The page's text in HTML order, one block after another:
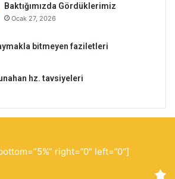
Baktığımızda Gördüklerimiz
Ocak 27, 2026
bitmeyen faziletleri
hz. tavsiyeleri
right=”0″ left=”0″]